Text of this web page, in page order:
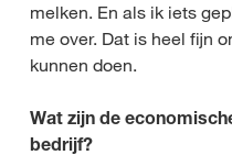
melken. En als ik iets
me over. Dat is heel fijn
kunnen doen.
Wat zijn de
bedrijf?